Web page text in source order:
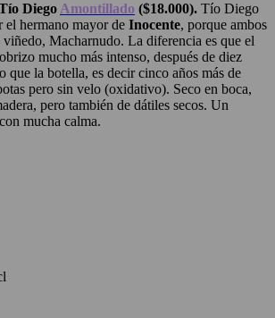
Diego Amontillado ($18.000). Tío Diego
el hermano mayor de Inocente, porque ambos
Macharnudo. La diferencia es que el
mucho más intenso, después de diez
que la botella, es decir cinco años más de
pero sin velo (oxidativo). Seco en boca,
pero también de dátiles secos. Un
mucha calma.